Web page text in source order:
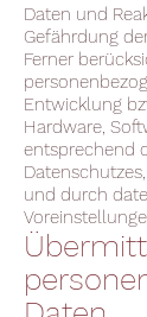
Daten und
Gefährdung
Ferner
Entwicklung
Hardware,
entsprechend
und durch